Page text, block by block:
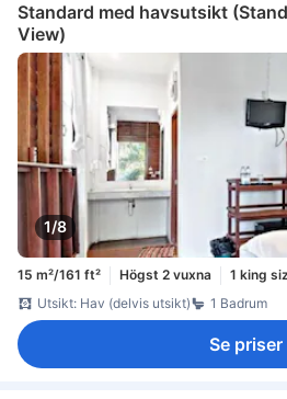
Standard med havsutsikt
View)
1/8
15 m²/161 ft² Högst 2 vuxna
1 king
Utsikt: Hav (delvis utsikt)
1 Badrum
Se priser